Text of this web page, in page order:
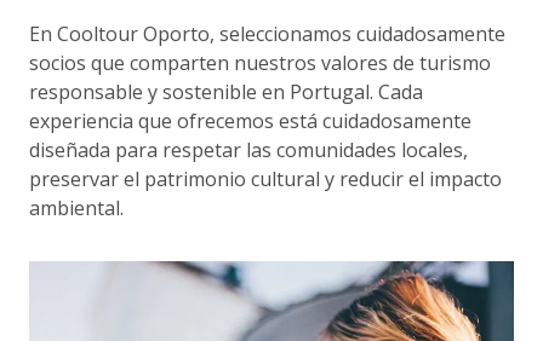
En Cooltour Oporto, seleccionamos cuidadosamente
socios que comparten nuestros valores de turismo
responsable y sostenible en Portugal. Cada
experiencia que ofrecemos está cuidadosamente
diseñada para respetar las comunidades locales,
preservar el patrimonio cultural y reducir el impacto
ambiental.